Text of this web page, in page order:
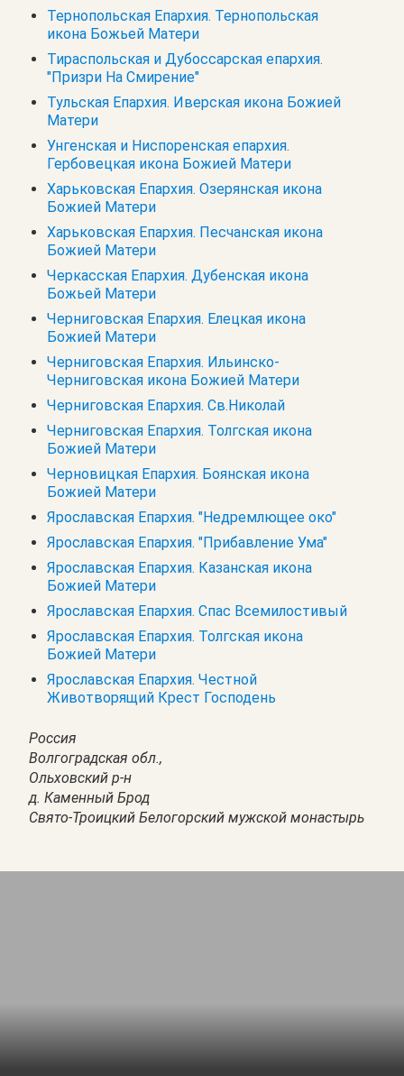
Тернопольская Епархия. Тернопольская
икона Божьей Матери
Тираспольская и Дубоссарская епархия.
"Призри На Смирение"
Тульская Епархия. Иверская икона Божией
Матери
Унгенская и Ниспоренская епархия.
Гербовецкая икона Божией Матери
Харьковская Епархия. Озерянская икона
Божией Матери
Харьковская Епархия. Песчанская икона
Божией Матери
Черкасская Епархия. Дубенская икона
Божьей Матери
Черниговская Епархия. Елецкая икона
Божией Матери
Черниговская Епархия. Ильинско-
Черниговская икона Божией Матери
Черниговская Епархия. Св.Николай
Черниговская Епархия. Толгская икона
Божией Матери
Черновицкая Епархия. Боянская икона
Божией Матери
Ярославская Епархия. "Недремлющее око"
Ярославская Епархия. "Прибавление Ума"
Ярославская Епархия. Казанская икона
Божией Матери
Ярославская Епархия. Спас Всемилостивый
Ярославская Епархия. Толгская икона
Божией Матери
Ярославская Епархия. Честной
Животворящий Крест Господень
Россия
Волгоградская обл.,
Ольховский р-н
д. Каменный Брод
Свято-Троицкий Белогорский мужской монастырь